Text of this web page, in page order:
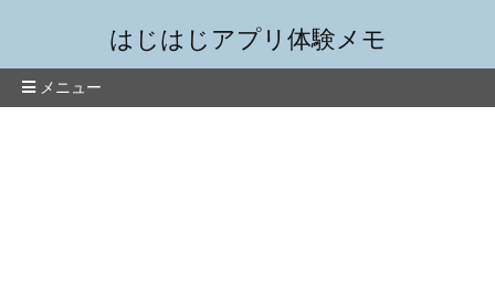
はじはじアプリ体験メモ
メニュー